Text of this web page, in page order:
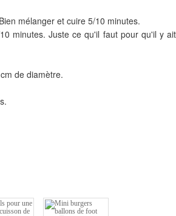
mélanger et cuire 5/10 minutes.
minutes. Juste ce qu'il faut pour qu'il y
de diamètre.